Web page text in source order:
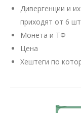
Дивергенции и
приходят от 6
Монета и ТФ
Цена
Хештеги по